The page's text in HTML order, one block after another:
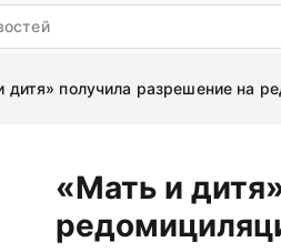
дитя» получила разрешение на
«Мать и